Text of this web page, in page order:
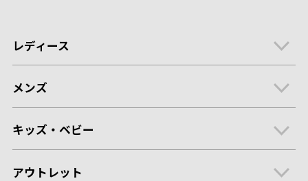
レディース
メンズ
キッズ・ベビー
アウトレット